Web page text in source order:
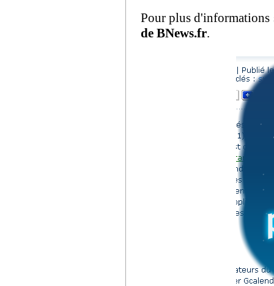
Pour plus d'informations
de BNews.fr.